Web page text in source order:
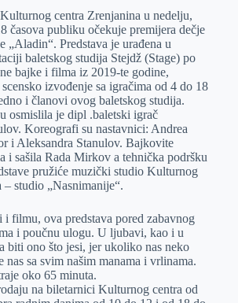
centra Zrenjanina u nedelju,
časova publiku očekuje premijera dečje
„Aladin“. Predstava je urađena u
baletskog studija Stejdž (Stage) po
bajke i filma iz 2019-te godine,
izvođenje sa igračima od 4 do 18
i članovi ovog baletskog studija.
osmislila je dipl .baletski igrač
Koreografi su nastavnici: Andrea
i Aleksandra Stanulov. Bajkovite
i sašila Rada Mirkov a tehnička podršku
pružiće muzički studio Kulturnog
– studio „Nasnimanije“.
filmu, ova predstava pored zabavnog
i poučnu ulogu. U ljubavi, kao i u
biti ono što jesi, jer ukoliko nas neko
nas sa svim našim manama i vrlinama.
oko 65 minuta.
na biletarnici Kulturnog centra od